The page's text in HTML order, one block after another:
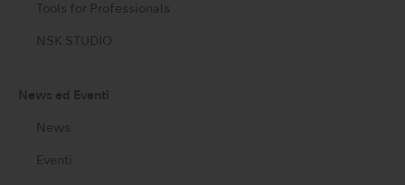
Tools for Professionals
NSK STUDIO
News ed Eventi
News
Eventi